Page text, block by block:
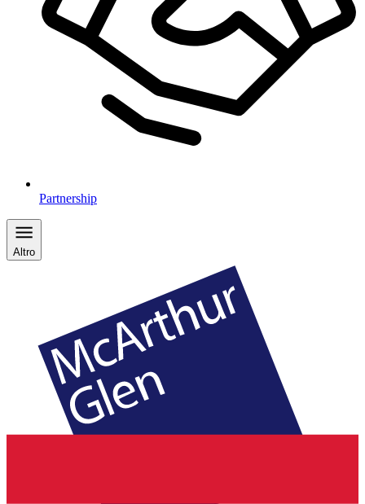
Partnership
Altro